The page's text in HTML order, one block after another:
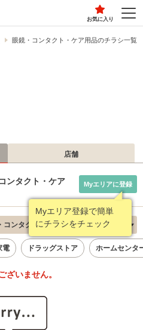
お気に入り
眼鏡・コンタクト・ケア用品のチラシ一覧
店舗
ンタクト・ケア
Myエリア登録で簡単
にチラシをチェック
Myエリアに登録
ンタクト・ケア用品 新着順
電 ドラッグストア ホームセンタ
ざいません。